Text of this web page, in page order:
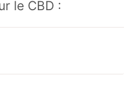
le CBD :